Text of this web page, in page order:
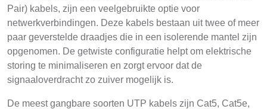
Pair) kabels, zijn een veelgebruikte optie voor
netwerkverbindingen. Deze kabels bestaan uit twee of meer
paar geverstelde draadjes die in een isolerende mantel zijn
opgenomen. De getwiste configuratie helpt om elektrische
storing te minimaliseren en zorgt ervoor dat de
signaaloverdracht zo zuiver mogelijk is.
De meest gangbare soorten UTP kabels zijn Cat5, Cat5e,